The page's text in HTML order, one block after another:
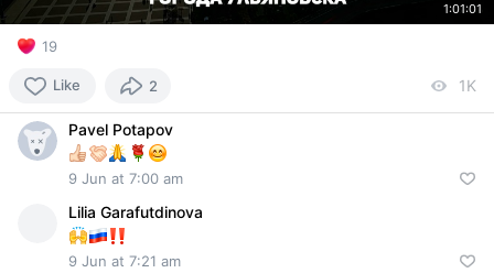
1:01:01
19
Like 2 1K
Pavel Potapov
9 Jun at 7:00 am
Lilia Garafutdinova
9 Jun at 7:21 am